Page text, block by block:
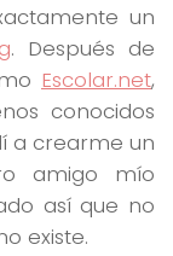
un
. Después de
Escolar.net,
conocidos
a crearme un
amigo mío
así que no
existe.